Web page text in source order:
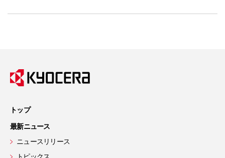
トップ
最新ニュース
ニュースリリース
トピックス